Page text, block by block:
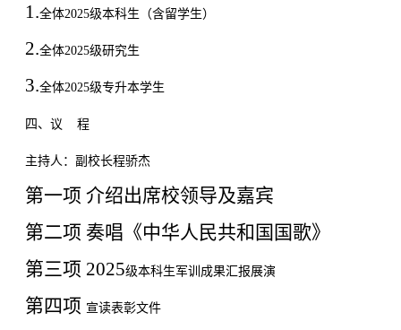
1.全体2025级本科生（含留学生）
2.全体2025级研究生
3.全体2025级专升本学生
四 、议 程
主持人：副校长程骄杰
第一项 介绍出席校领导及嘉宾
第二项 奏唱《中华人民共和国国歌》
第三项 2025级本科生军训成果汇报展演
第四项 宣读表彰文件